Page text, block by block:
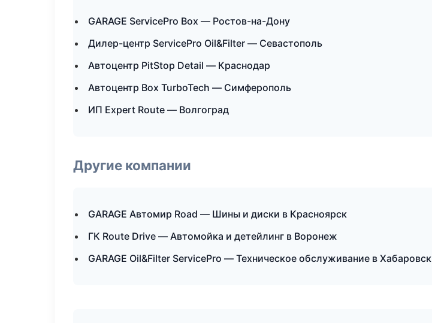
GARAGE ServicePro Box — Ростов-на-Дону
Дилер-центр ServicePro Oil&Filter — Севастополь
Автоцентр PitStop Detail — Краснодар
Автоцентр Box TurboTech — Симферополь
ИП Expert Route — Волгоград
Другие компании
GARAGE Автомир Road — Шины и диски в Красноярск
ГК Route Drive — Автомойка и детейлинг в Воронеж
GARAGE Oil&Filter ServicePro — Техническое обслуживание в Хабаровск